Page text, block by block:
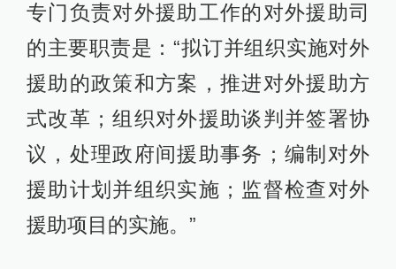
专门负责对外援助工作的对外援助司
的主要职责是：“拟订并组织实施对外
援助的政策和方案，推进对外援助方
式改革；组织对外援助谈判并签署协
议，处理政府间援助事务；编制对外
援助计划并组织实施；监督检查对外
援助项目的实施。”